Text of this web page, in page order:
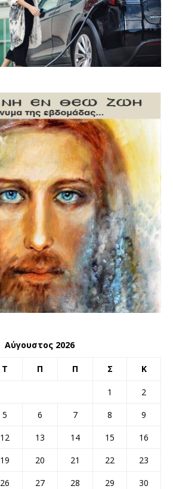
Αύγουστος 2026
Τ Π Π Σ Κ
1
2
5 6 7 8
9
12 13 14 15
16
19 20 21 22
23
26 27 28 29
30